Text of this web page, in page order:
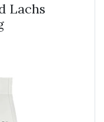
Lachs